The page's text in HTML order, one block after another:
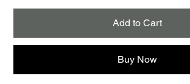
Add to Cart
Buy Now